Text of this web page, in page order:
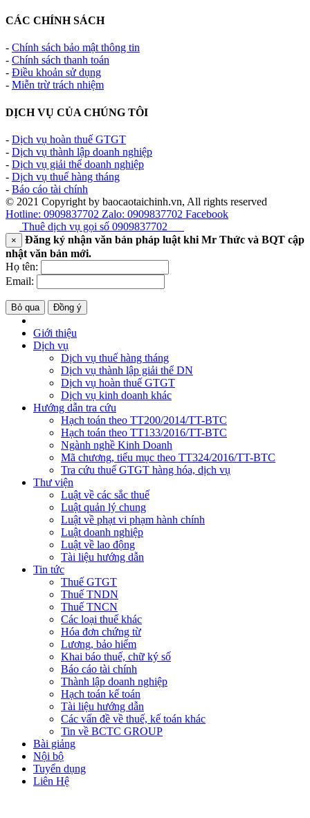
CÁC CHÍNH SÁCH
- Chính sách bảo mật thông tin
- Chính sách thanh toán
- Điều khoản sử dụng
- Miễn trừ trách nhiệm
DỊCH VỤ CỦA CHÚNG TÔI
- Dịch vụ hoàn thuế GTGT
- Dịch vụ thành lập doanh nghiệp
- Dịch vụ giải thể doanh nghiệp
- Dịch vụ thuế hàng tháng
- Báo cáo tài chính
© 2021 Copyright by baocaotaichinh.vn, All rights reserved
Hotline: 0909837702 Zalo: 0909837702 Facebook
Thuê dịch vụ gọi số 0909837702
×
Đăng ký nhận văn bản pháp luật khi Mr Thức và BQT cập
nhật văn bản mới.
Họ tên:
Email:
Bỏ qua Đồng ý
Giới thiệu
Dịch vụ
Dịch vụ thuế hàng tháng
Dịch vụ thành lập giải thể DN
Dịch vụ hoàn thuế GTGT
Dịch vụ kinh doanh khác
Hướng dẫn tra cứu
Hạch toán theo TT200/2014/TT-BTC
Hạch toán theo TT133/2016/TT-BTC
Ngành nghề Kinh Doanh
Mã chương, tiểu mục theo TT324/2016/TT-BTC
Tra cứu thuế GTGT hàng hóa, dịch vụ
Thư viện
Luật về các sắc thuế
Luật quản lý chung
Luật về phạt vi phạm hành chính
Luật doanh nghiệp
Luật về lao động
Tài liệu hướng dẫn
Tin tức
Thuế GTGT
Thuế TNDN
Thuế TNCN
Các loại thuế khác
Hóa đơn chứng từ
Lương, bảo hiểm
Khai báo thuế, chữ ký số
Báo cáo tài chính
Thành lập doanh nghiệp
Hạch toán kế toán
Tài liệu hướng dẫn
Các vấn đề về thuế, kế toán khác
Tin về BCTC GROUP
Bài giảng
Nội bộ
Tuyển dụng
Liên Hệ